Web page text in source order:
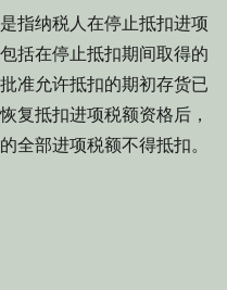
指纳税人在停止抵扣进项
括在停止抵扣期间取得的
准允许抵扣的期初存货已
复抵扣进项税额资格后，
全部进项税额不得抵扣。